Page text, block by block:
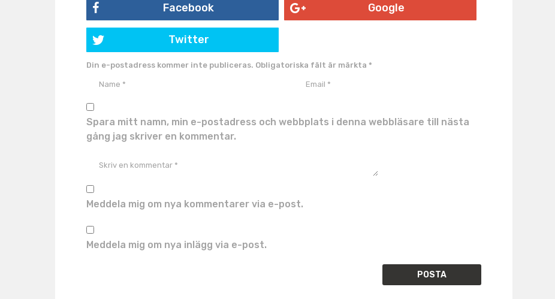
Facebook Google
Twitter
Din e-postadress kommer inte publiceras. Obligatoriska fält är märkta *
Spara mitt namn, min e-postadress och webbplats i denna webbläsare till nästa
gång jag skriver en kommentar.
Meddela mig om nya kommentarer via e-post.
Meddela mig om nya inlägg via e-post.